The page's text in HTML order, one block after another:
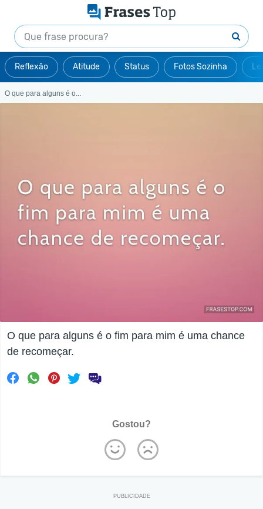
Reflexão Atitude Status Fotos Sozinha
O que para alguns é o...
O que para alguns é o fim para mim é uma chance
de recomeçar.
Gostou?